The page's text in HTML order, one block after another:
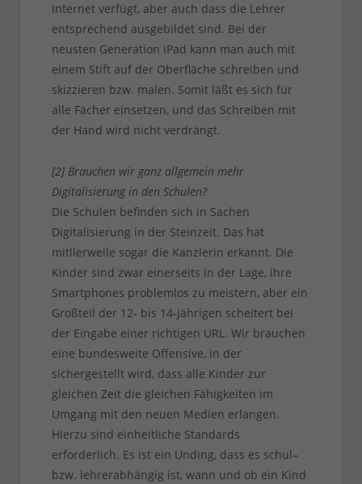
Internet verfügt, aber auch dass die Lehrer
entsprechend ausgebildet sind. Bei der
neusten Generation iPad kann man auch mit
einem Stift auf der Oberfläche schreiben und
skizzieren bzw. malen. Somit läßt es sich für
alle Fächer einsetzen, und das Schreiben mit
der Hand wird nicht verdrängt.
[2] Brauchen wir ganz allgemein mehr
Digitalisierung in den Schulen?
Die Schulen befinden sich in Sachen
Digitalisierung in der Steinzeit. Das hat
mitllerweile sogar die Kanzlerin erkannt. Die
Kinder sind zwar einerseits in der Lage, ihre
Smartphones problemlos zu meistern, aber ein
Großteil der 12- bis 14-jährigen scheitert bei
der Eingabe einer richtigen URL. Wir brauchen
eine bundesweite Offensive, in der
sichergestellt wird, dass alle Kinder zur
gleichen Zeit die gleichen Fähigkeiten im
Umgang mit den neuen Medien erlangen.
Hierzu sind einheitliche Standards
erforderlich. Es ist ein Unding, dass es schul–
bzw. lehrerabhängig ist, wann und ob ein Kind